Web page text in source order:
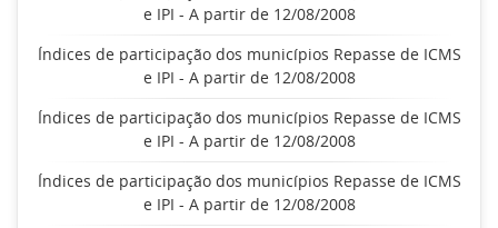
e IPI - A partir de 12/08/2008
Índices de participação dos municípios Repasse de ICMS
e IPI - A partir de 12/08/2008
Índices de participação dos municípios Repasse de ICMS
e IPI - A partir de 12/08/2008
Índices de participação dos municípios Repasse de ICMS
e IPI - A partir de 12/08/2008